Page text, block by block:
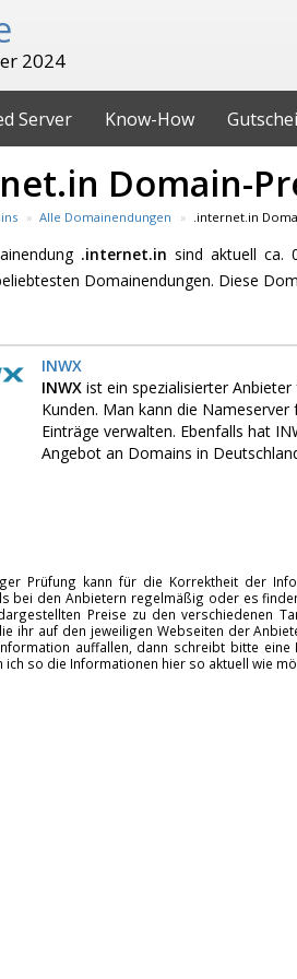
2024
Server Know-How
Domain-
Alle Domainendungen .internet.in
.internet.in sind aktuell ca.
Domainendungen. Diese
INWX
INWXist ein spezialisierter
Kunden. Man kann die
Einträge verwalten. Ebenfalls hat
Angebot an Domains in
Prüfung kann für die Korrektheit der
bei den Anbietern regelmäßig oder es
Preise zu den verschiedenen
ihr auf den jeweiligen Webseiten der
auffallen, dann schreibt bitte eine
ich so die Informationen hier so aktuell wie